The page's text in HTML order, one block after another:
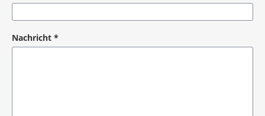
Nachricht *